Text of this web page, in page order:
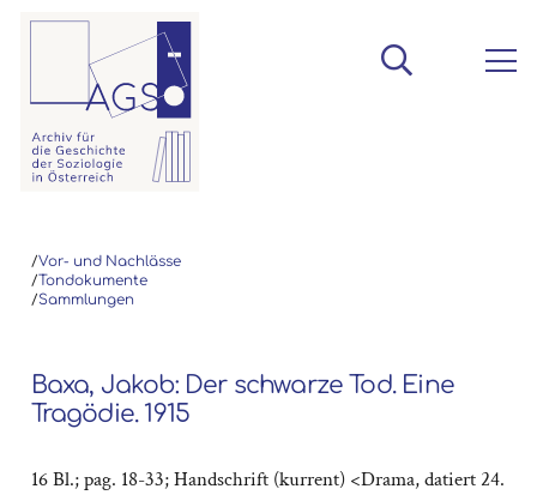
/Vor- und Nachlässe
/Tondokumente
/Sammlungen
Baxa, Jakob: Der schwarze Tod. Eine
Tragödie. 1915
16 Bl.; pag. 18-33; Handschrift (kurrent) <Drama, datiert 24.